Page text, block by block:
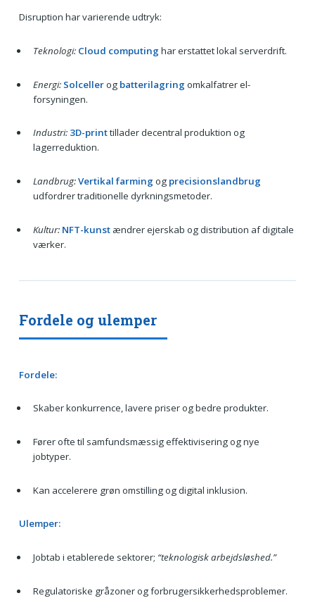
Disruption har varierende udtryk:
Teknologi: Cloud computing har erstattet lokal serverdrift.
Energi: Solcellerog batterilagring omkalfatrer el-
forsyningen.
Industri: 3D-printtillader decentral produktion og
lagerreduktion.
Landbrug:Vertikal farming og precisionslandbrug
udfordrer traditionelle dyrkningsmetoder.
Kultur: NFT-kunstændrer ejerskab og distribution af digitale
værker.
Fordele og ulemper
Fordele:
Skaber konkurrence, lavere priser og bedre produkter.
Fører ofte til samfundsmæssig effektivisering og nye
jobtyper.
Kan accelerere grøn omstilling og digital inklusion.
Ulemper:
Jobtab i etablerede sektorer; “teknologisk arbejdsløshed.”
Regulatoriske gråzoner og forbrugersikkerhedsproblemer.